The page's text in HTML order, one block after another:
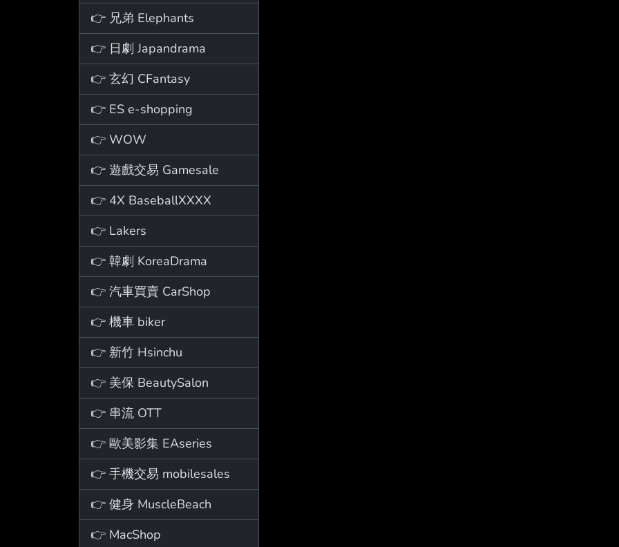
👉 兄弟 Elephants
👉 日劇 Japandrama
👉 玄幻 CFantasy
👉 ES e-shopping
👉 WOW
👉 遊戲交易 Gamesale
👉 4X BaseballXXXX
👉 Lakers
👉 韓劇 KoreaDrama
👉 汽車買賣 CarShop
👉 機車 biker
👉 新竹 Hsinchu
👉 美保 BeautySalon
👉 串流 OTT
👉 歐美影集 EAseries
👉 手機交易 mobilesales
👉 健身 MuscleBeach
👉 MacShop